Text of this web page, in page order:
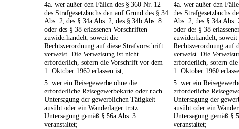
4a. wer außer den Fällen des § 360 Nr. 12
des Strafgesetzbuchs den auf Grund des § 34
Abs. 2, des § 34a Abs. 2, des § 34b Abs. 8
oder des § 38 erlassenen Vorschriften
zuwiderhandelt, soweit die
Rechtsverordnung auf diese Strafvorschrift
verweist. Die Verweisung ist nicht
erforderlich, sofern die Vorschrift vor dem
1. Oktober 1960 erlassen ist;
4a. wer außer den
des Strafgesetzbuchs
Abs. 2, des § 34a Abs.
oder des § 38
zuwiderhandelt, soweit
Rechtsverordnung auf
verweist. Die
erforderlich, sofern
1. Oktober 1960
5. wer ein Reisegewerbe ohne die
erforderliche Reisegewerbekarte oder nach
Untersagung der gewerblichen Tätigkeit
ausübt oder ein Wanderlager trotz
Untersagung gemäß § 56a Abs. 3
veranstaltet;
5. wer ein
erforderliche
Untersagung der
ausübt oder ein
Untersagung gemäß §
veranstaltet;